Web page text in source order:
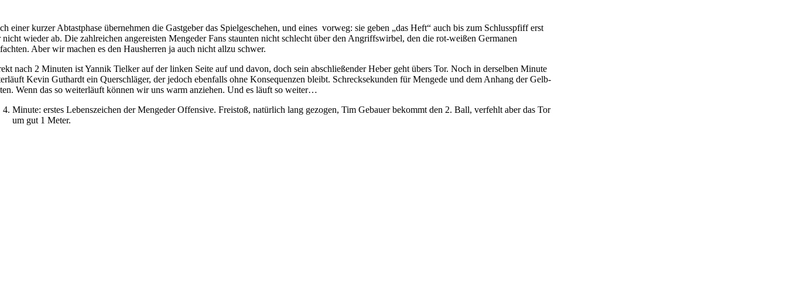
einer kurzer Abtastphase übernehmen die Gastgeber das Spielgeschehen, und eines vorweg: sie geben „das Heft“ auch bis zum Schlusspfiff erst
nicht wieder ab. Die zahlreichen angereisten Mengeder Fans staunten nicht schlecht über den Angriffswirbel, den die rot-weißen Germanen
Aber wir machen es den Hausherren ja auch nicht allzu schwer.
nach 2 Minuten ist Yannik Tielker auf der linken Seite auf und davon, doch sein abschließender Heber geht übers Tor. Noch in derselben Minute
Kevin Guthardt ein Querschläger, der jedoch ebenfalls ohne Konsequenzen bleibt. Schrecksekunden für Mengede und dem Anhang der Gelb-
Wenn das so weiterläuft können wir uns warm anziehen. Und es läuft so weiter…
Minute: erstes Lebenszeichen der Mengeder Offensive. Freistoß, natürlich lang gezogen, Tim Gebauer bekommt den 2. Ball, verfehlt aber das Tor
um gut 1 Meter.